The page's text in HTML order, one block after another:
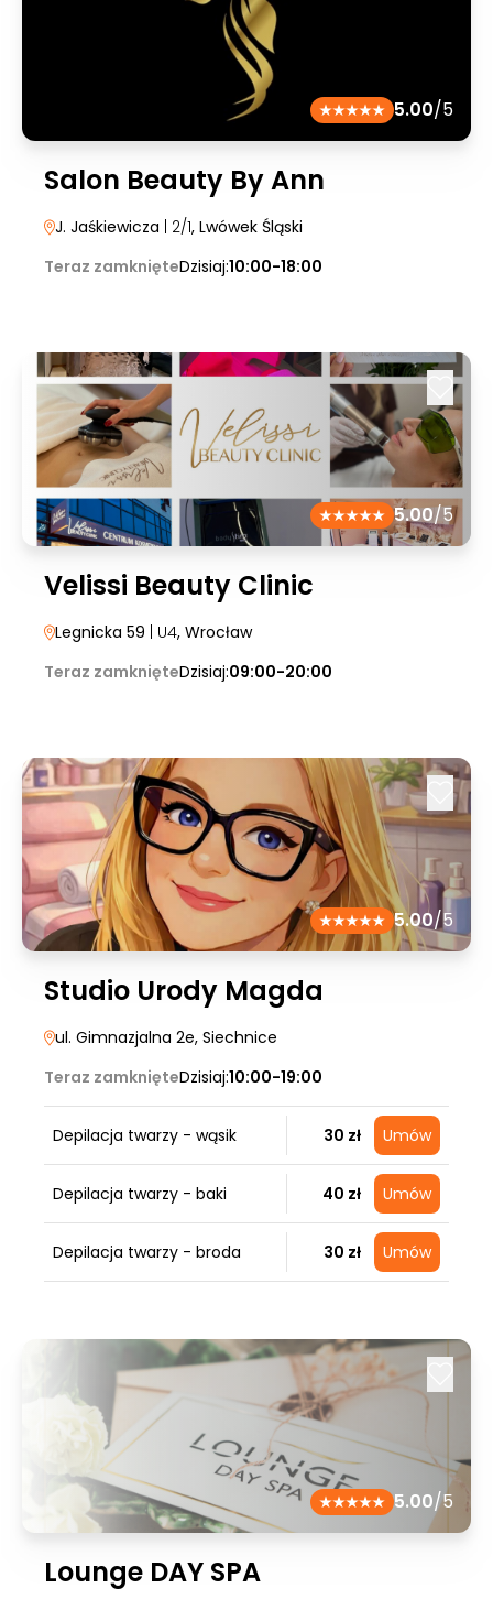
5.00/5
Salon Beauty By Ann
J. Jaśkiewicza | 2/1, Lwówek Śląski
Teraz zamknięteDzisiaj:10:00-18:00
5.00/5
Velissi Beauty Clinic
Legnicka 59 | U4, Wrocław
Teraz zamknięteDzisiaj:09:00-20:00
5.00/5
Studio Urody Magda
ul. Gimnazjalna 2e, Siechnice
Teraz zamknięteDzisiaj:10:00-19:00
Depilacja twarzy - wąsik 30 zł Umów
Depilacja twarzy - baki 40 zł Umów
Depilacja twarzy - broda 30 zł Umów
5.00/5
Lounge DAY SPA